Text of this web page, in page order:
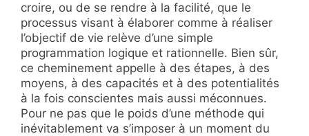
croire, ou de se rendre à la facilité, que le
processus visant à élaborer comme à réaliser
l’objectif de vie relève d’une simple
programmation logique et rationnelle. Bien sûr,
ce cheminement appelle à des étapes, à des
moyens, à des capacités et à des potentialités
à la fois conscientes mais aussi méconnues.
Pour ne pas que le poids d’une méthode qui
inévitablement va s’imposer à un moment du